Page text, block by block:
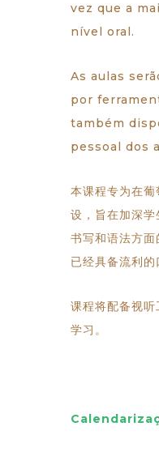
vez que a
nível oral.
As aulas
por
também
pessoal dos
本课程专为在
设，旨在加深
书写和语法方
已经具备流利的
课程将配备视
学习。